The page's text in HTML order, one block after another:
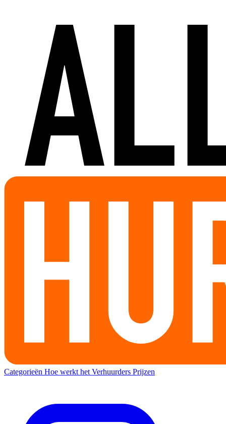
Categorieën Hoe werkt het Verhuurders Prijzen